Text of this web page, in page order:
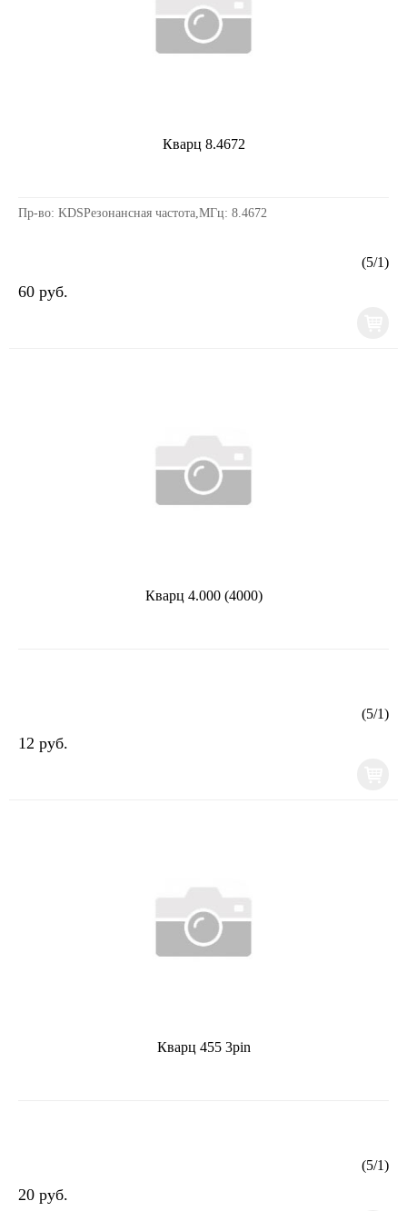
Кварц 8.4672
Пр-во: KDSРезонансная частота,МГц: 8.4672
(5/1)
60 руб.
Кварц 4.000 (4000)
(5/1)
12 руб.
Кварц 455 3pin
(5/1)
20 руб.